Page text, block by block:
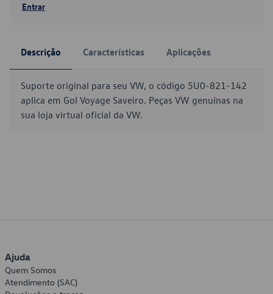
Entrar
Descrição Características Aplicações
Suporte original para seu VW, o código 5U0-821-142
aplica em Gol Voyage Saveiro. Peças VW genuínas na
sua loja virtual oficial da VW.
Ajuda
Quem Somos
Atendimento (SAC)